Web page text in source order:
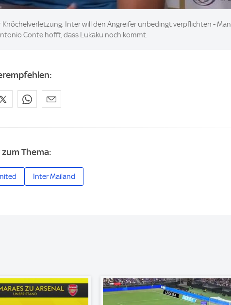
Inter will den Angreifer unbedingt verpflichten - Man
Conte hofft, dass Lukaku noch kommt.
Thema:
Inter Mailand